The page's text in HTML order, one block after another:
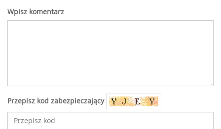
Wpisz komentarz
Przepisz kod zabezpieczający